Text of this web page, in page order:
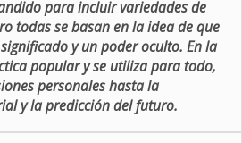
para incluir variedades de
todas se basan en la idea de que
y un poder oculto. En la
popular y se utiliza para todo,
personales hasta la
y la predicción del futuro.